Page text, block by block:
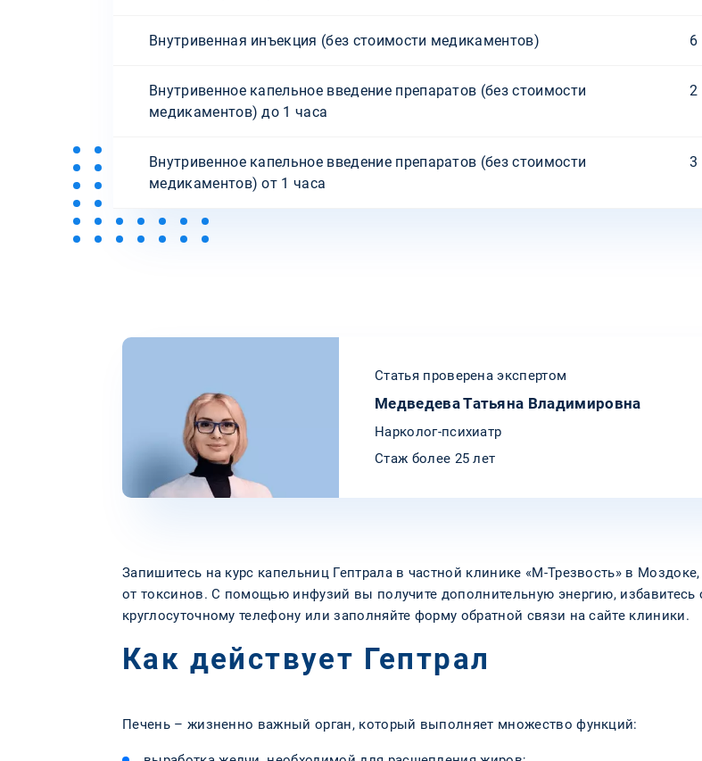
Внутривенная инъекция (без стоимости медикаментов) 6
Внутривенное капельное введение препаратов (без стоимости
медикаментов) до 1 часа
2
Внутривенное капельное введение препаратов (без стоимости
медикаментов) от 1 часа
3
Статья проверена экспертом
Медведева Татьяна Владимировна
Нарколог-психиатр
Стаж более 25 лет
Запишитесь на курс капельниц Гептрала в частной клинике «М-Трезвость» в
от токсинов. С помощью инфузий вы получите дополнительную энергию, избавитесь
круглосуточному телефону или заполняйте форму обратной связи на сайте клиники.
Как действует Гептрал
Печень – жизненно важный орган, который выполняет множество функций: